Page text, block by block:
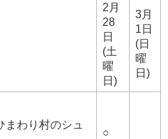
2月
28
日
(土
曜
日)
3月
1日
(日
曜
日)
まわり村のシュ
○